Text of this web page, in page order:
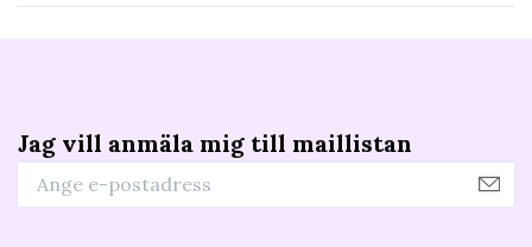
Jag vill anmäla mig till maillistan